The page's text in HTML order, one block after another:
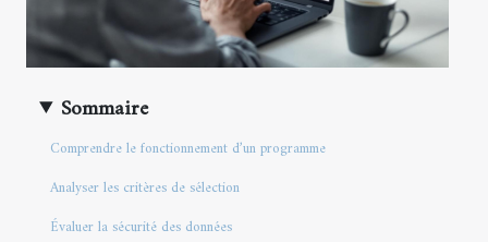
Sommaire
Comprendre le fonctionnement d’un programme
Analyser les critères de sélection
Évaluer la sécurité des données